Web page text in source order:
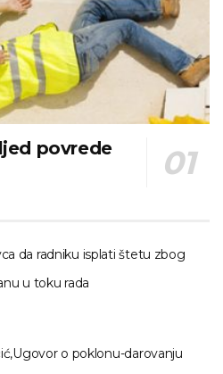
povrede
da radniku isplati štetu zbog
u toku rada
o poklonu-darovanju